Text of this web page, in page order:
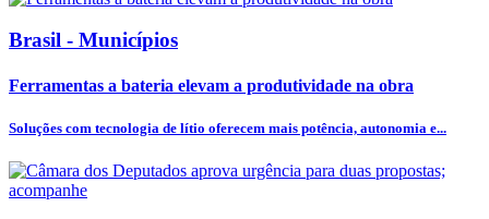
Brasil - Municípios
Ferramentas a bateria elevam a produtividade na obra
Soluções com tecnologia de lítio oferecem mais potência, autonomia e...